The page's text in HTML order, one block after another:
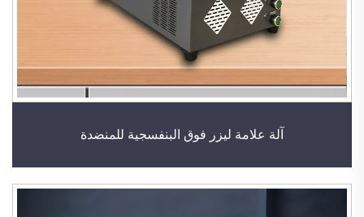
آلة علامة ليزر فوق البنفسجية للمنضدة